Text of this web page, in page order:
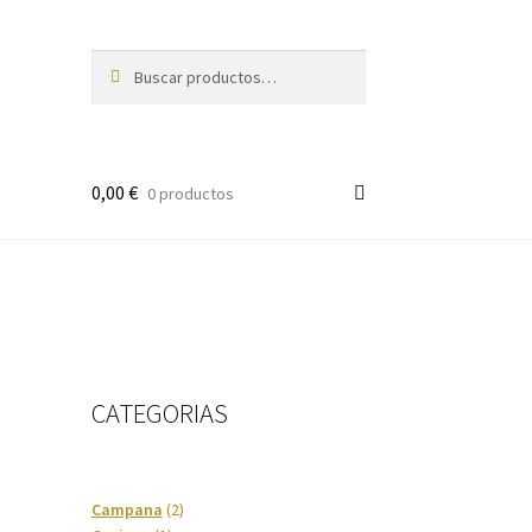
por:
0,00 € 0 productos
CATEGORIAS
Campana 22